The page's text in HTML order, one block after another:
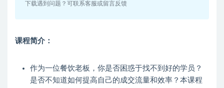
下载遇到问题？可联系客服或留言反馈
课程简介：
作为一位餐饮老板，你是否困惑于找不到好的学员？
是否不知道如何提高自己的成交流量和效率？本课程